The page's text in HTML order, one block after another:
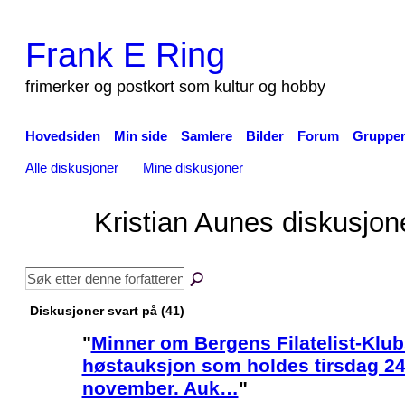
Frank E Ring
frimerker og postkort som kultur og hobby
Hovedsiden Min side Samlere Bilder Forum Grupper
Alle diskusjoner Mine diskusjoner
Kristian Aunes
Diskusjoner svart på (41)
"Minner om Bergens Filatelist-
høstauksjon som holdes tirsdag
november. Auk…"